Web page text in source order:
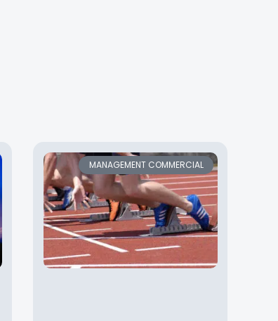
MANAGEMENT COMMERCIAL